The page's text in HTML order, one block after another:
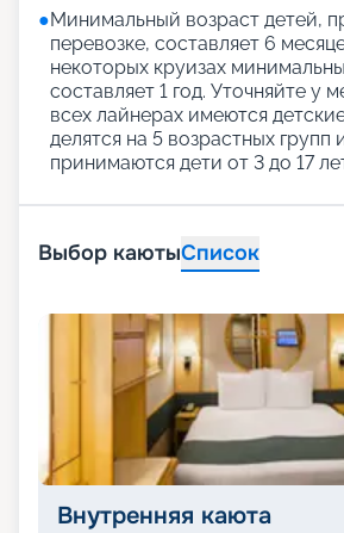
●Минимальный возраст детей,
перевозке, составляет 6
некоторых круизах
составляет 1 год. Уточняйте у
всех лайнерах имеются
делятся на 5 возрастных групп
принимаются дети от 3 до 17
Выбор каютыСписок
Внутренняя каюта